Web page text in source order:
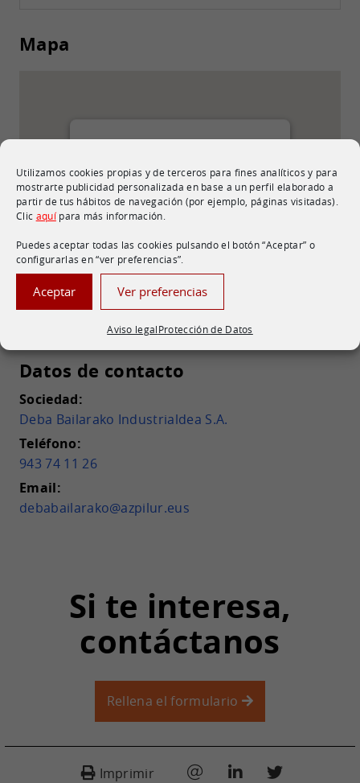
Utilizamos cookies propias y de terceros para fines analíticos y para
mostrarte publicidad personalizada en base a un perfil elaborado a
partir de tus hábitos de navegación (por ejemplo, páginas visitadas).
Clic aquípara más información.
Puedes aceptar todas las cookies pulsando el botón “Aceptar” o
configurarlas en “ver preferencias”.
Aceptar Ver preferencias
Aviso legalProtección de Datos
Mapa
Basabe Pol., 7, (20550) Aretxabaleta -
Gipuzkoa
Ver en Google Maps
Datos de contacto
Sociedad:
Deba Bailarako Industrialdea S.A.
Teléfono:
943 74 11 26
Email:
debabailarako@azpilur.eus
Si te interesa,
contáctanos
Rellena el formulario
Imprimir